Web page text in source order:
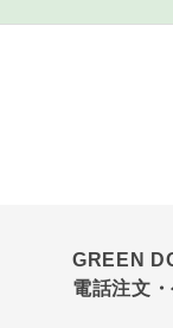
GREEN
電話注文